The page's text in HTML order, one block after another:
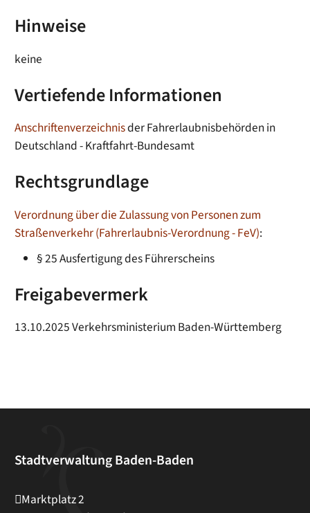
Hinweise
keine
Vertiefende Informationen
Anschriftenverzeichnisder Fahrerlaubnisbehörden in
Deutschland - Kraftfahrt-Bundesamt
Rechtsgrundlage
Verordnung über die Zulassung von Personen zum
Straßenverkehr (Fahrerlaubnis-Verordnung - FeV):
§ 25 Ausfertigung des Führerscheins
Freigabevermerk
13.10.2025 Verkehrsministerium Baden-Württemberg
Stadtverwaltung Baden-Baden
Marktplatz 2